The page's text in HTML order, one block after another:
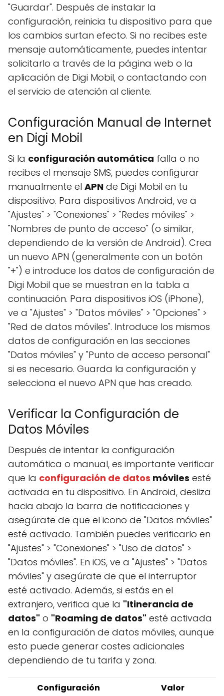
"Guardar". Después de instalar la
configuración, reinicia tu dispositivo para que
los cambios surtan efecto. Si no recibes este
mensaje automáticamente, puedes intentar
solicitarlo a través de la página web o la
aplicación de Digi Mobil, o contactando con
el servicio de atención al cliente.
Configuración Manual de Internet
en Digi Mobil
Si la configuración automática falla o no
recibes el mensaje SMS, puedes configurar
manualmente el APN de Digi Mobil en tu
dispositivo. Para dispositivos Android, ve a
"Ajustes" > "Conexiones" > "Redes móviles" >
"Nombres de punto de acceso" (o similar,
dependiendo de la versión de Android). Crea
un nuevo APN (generalmente con un botón
"+") e introduce los datos de configuración de
Digi Mobil que se muestran en la tabla a
continuación. Para dispositivos iOS (iPhone),
ve a "Ajustes" > "Datos móviles" > "Opciones" >
"Red de datos móviles". Introduce los mismos
datos de configuración en las secciones
"Datos móviles" y "Punto de acceso personal"
si es necesario. Guarda la configuración y
selecciona el nuevo APN que has creado.
Verificar la Configuración de
Datos Móviles
Después de intentar la configuración
automática o manual, es importante verificar
que la configuración de datos móviles esté
activada en tu dispositivo. En Android, desliza
hacia abajo la barra de notificaciones y
asegúrate de que el icono de "Datos móviles"
esté activado. También puedes verificarlo en
"Ajustes" > "Conexiones" > "Uso de datos" >
"Datos móviles". En iOS, ve a "Ajustes" > "Datos
móviles" y asegúrate de que el interruptor
esté activado. Además, si estás en el
extranjero, verifica que la "Itinerancia de
datos" o "Roaming de datos" esté activada
en la configuración de datos móviles, aunque
esto puede generar costes adicionales
dependiendo de tu tarifa y zona.
Configuración Valor